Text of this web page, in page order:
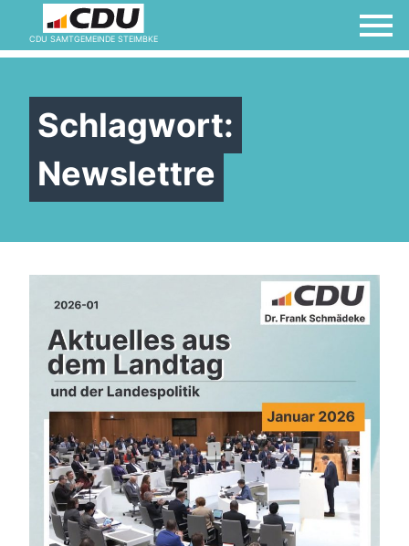
CDU SAMTGEMEINDE STEIMBKE
Schlagwort:
Newslettre